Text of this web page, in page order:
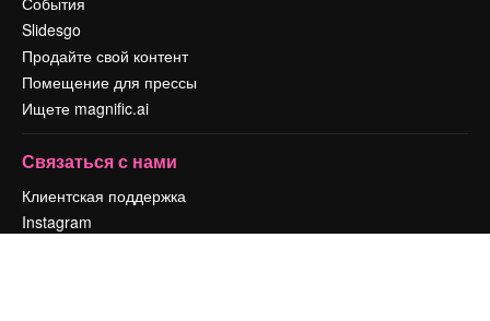
Slidesgo
Продайте свой контент
Помещение для прессы
Ищете magnific.ai
Связаться с нами
Клиентская поддержка
Instagram